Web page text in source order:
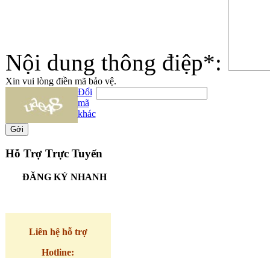
Nội dung thông điệp*:
Xin vui lòng điền mã bảo vệ.
Đổi
mã
khác
Gởi
Hỗ Trợ Trực Tuyến
ĐĂNG KÝ NHANH
Liên hệ hỗ trợ
Hotline: